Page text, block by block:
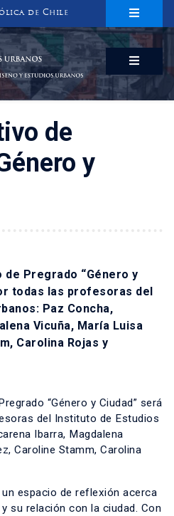
de Chile
URBANOS
DISEÑO Y ESTUDIOS URBANOS
de
y
Pregrado “Género y
todas las profesoras del
Paz Concha,
Vicuña, María Luisa
Carolina Rojas y
“Género y Ciudad” será
del Instituto de Estudios
Ibarra, Magdalena
Caroline Stamm, Carolina
espacio de reflexión acerca
su relación con la ciudad. Con